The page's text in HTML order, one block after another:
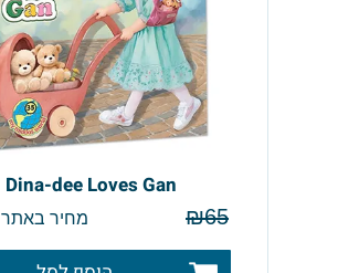
Dina-dee Loves Gan
₪65 מחיר באתר